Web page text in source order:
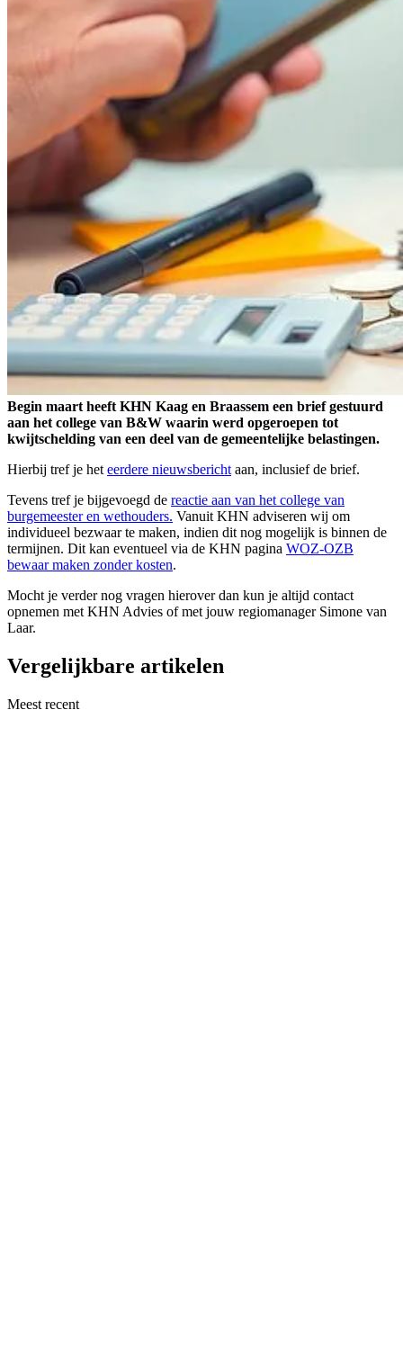
Begin maart heeft KHN Kaag en Braassem een brief gestuurd
aan het college van B&W waarin werd opgeroepen tot
kwijtschelding van een deel van de gemeentelijke belastingen.
Hierbij tref je het eerdere nieuwsbericht aan, inclusief de brief.
Tevens tref je bijgevoegd de reactie aan van het college van
burgemeester en wethouders. Vanuit KHN adviseren wij om
individueel bezwaar te maken, indien dit nog mogelijk is binnen de
termijnen. Dit kan eventueel via de KHN pagina WOZ-OZB
bewaar maken zonder kosten.
Mocht je verder nog vragen hierover dan kun je altijd contact
opnemen met KHN Advies of met jouw regiomanager Simone van
Laar.
Vergelijkbare artikelen
Meest recent